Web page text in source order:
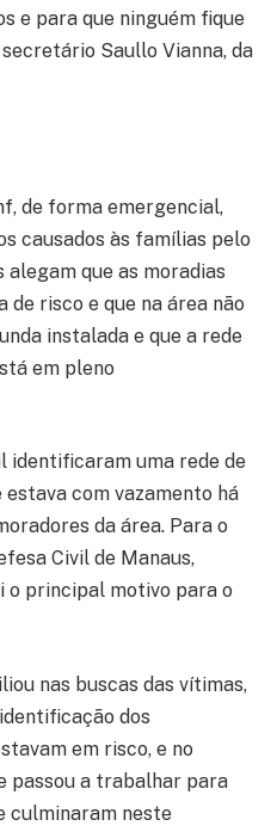
e para que ninguém fique
Saullo Vianna, da
de forma emergencial,
causados às famílias pelo
alegam que as moradias
risco e que na área não
instalada e que a rede
em pleno
identificaram uma rede de
com vazamento há
da área. Para o
Civil de Manaus,
o principal motivo para o
nas buscas das vítimas,
dos
em risco, e no
passou a trabalhar para
culminaram neste